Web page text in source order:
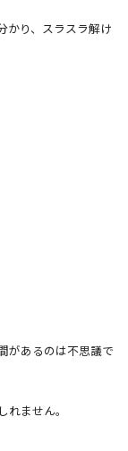
かり、スラスラ解け
があるのは不思議で
ません。